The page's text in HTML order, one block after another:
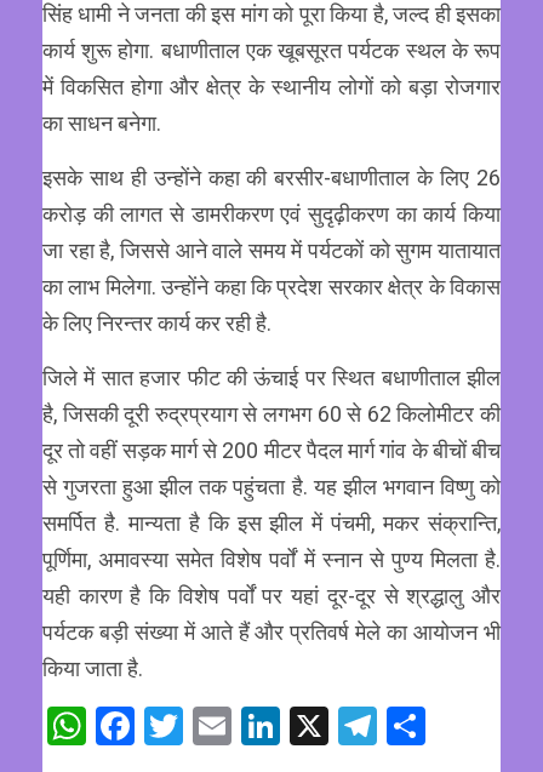
सिंह धामी ने जनता की इस मांग को पूरा किया है, जल्द ही इसका
कार्य शुरू होगा. बधाणीताल एक खूबसूरत पर्यटक स्थल के रूप
में विकसित होगा और क्षेत्र के स्थानीय लोगों को बड़ा रोजगार
का साधन बनेगा.
इसके साथ ही उन्होंने कहा की बरसीर-बधाणीताल के लिए 26
करोड़ की लागत से डामरीकरण एवं सुदृढ़ीकरण का कार्य किया
जा रहा है, जिससे आने वाले समय में पर्यटकों को सुगम यातायात
का लाभ मिलेगा. उन्होंने कहा कि प्रदेश सरकार क्षेत्र के विकास
के लिए निरन्तर कार्य कर रही है.
जिले में सात हजार फीट की ऊंचाई पर स्थित बधाणीताल झील
है, जिसकी दूरी रुद्रप्रयाग से लगभग 60 से 62 किलोमीटर की
दूर तो वहीं सड़क मार्ग से 200 मीटर पैदल मार्ग गांव के बीचों बीच
से गुजरता हुआ झील तक पहुंचता है. यह झील भगवान विष्णु को
समर्पित है. मान्यता है कि इस झील में पंचमी, मकर संक्रान्ति,
पूर्णिमा, अमावस्या समेत विशेष पर्वों में स्नान से पुण्य मिलता है.
यही कारण है कि विशेष पर्वों पर यहां दूर-दूर से श्रद्धालु और
पर्यटक बड़ी संख्या में आते हैं और प्रतिवर्ष मेले का आयोजन भी
किया जाता है.
WhatsApp
Facebook
Twitter
EmailLinkedIn
X Telegram